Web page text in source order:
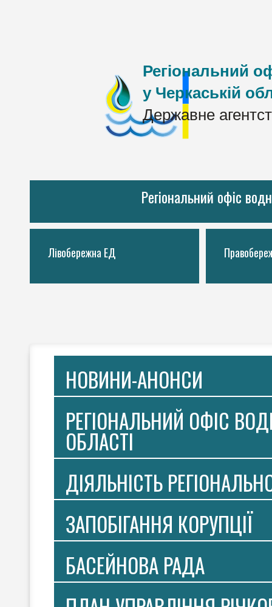
Регіональний
у Черкаській
Державне
Регіональний офіс
Лівобережна ЕД
НОВИНИ-АНОНСИ
РЕГІОНАЛЬНИЙ ОФІС
ОБЛАСТІ
ДІЯЛЬНІСТЬ
ЗАПОБІГАННЯ КОРУПЦІЇ
БАСЕЙНОВА РАДА